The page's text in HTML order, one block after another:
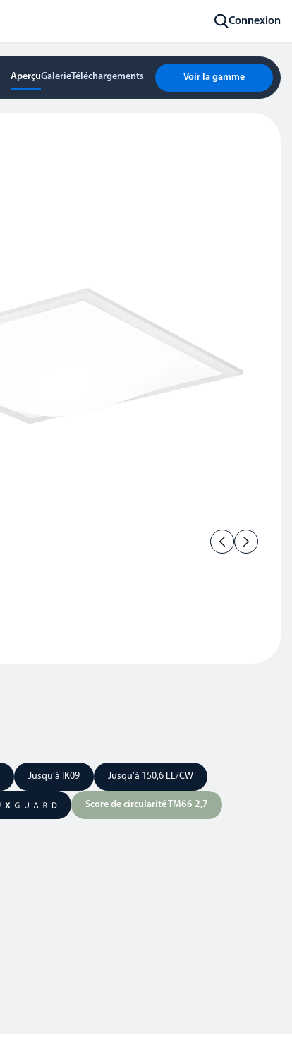
Connexion
AperçuGalerieTéléchargements Voir la gamme
Jusqu’à IK09 Jusqu’à 150,6 LL/CW
Score de circularité TM66 2,7